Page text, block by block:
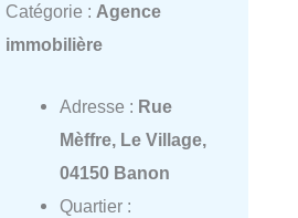
Catégorie : Agence
immobilière
Adresse : Rue
Mèffre, Le Village,
04150 Banon
Quartier :